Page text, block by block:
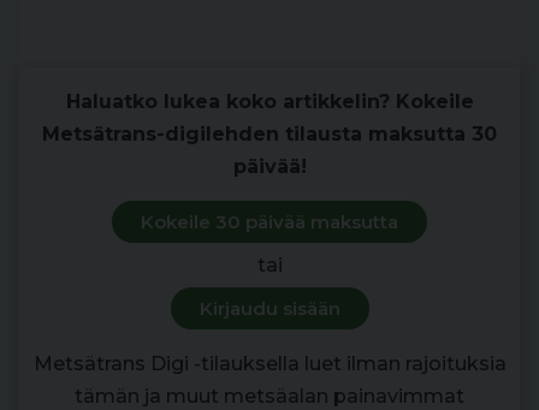
Haluatko lukea koko artikkelin? Kokeile
Metsätrans-digilehden tilausta maksutta 30
päivää!
Kokeile 30 päivää maksutta
tai
Kirjaudu sisään
Metsätrans Digi -tilauksella luet ilman rajoituksia
tämän ja muut metsäalan painavimmat